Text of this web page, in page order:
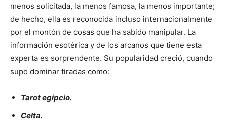
menos solicitada, la menos famosa, la menos importante;
de hecho, ella es reconocida incluso internacionalmente
por el montón de cosas que ha sabido manipular. La
información esotérica y de los arcanos que tiene esta
experta es sorprendente. Su popularidad creció, cuando
supo dominar tiradas como:
Tarot egipcio.
Celta.